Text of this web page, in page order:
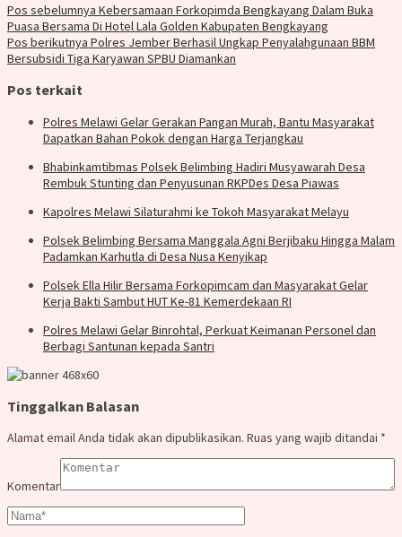
Pos sebelumnya Kebersamaan Forkopimda Bengkayang Dalam Buka
Puasa Bersama Di Hotel Lala Golden Kabupaten Bengkayang
Pos berikutnya Polres Jember Berhasil Ungkap Penyalahgunaan BBM
Bersubsidi Tiga Karyawan SPBU Diamankan
Pos terkait
Polres Melawi Gelar Gerakan Pangan Murah, Bantu Masyarakat
Dapatkan Bahan Pokok dengan Harga Terjangkau
Bhabinkamtibmas Polsek Belimbing Hadiri Musyawarah Desa
Rembuk Stunting dan Penyusunan RKPDes Desa Piawas
Kapolres Melawi Silaturahmi ke Tokoh Masyarakat Melayu
Polsek Belimbing Bersama Manggala Agni Berjibaku Hingga Malam
Padamkan Karhutla di Desa Nusa Kenyikap
Polsek Ella Hilir Bersama Forkopimcam dan Masyarakat Gelar
Kerja Bakti Sambut HUT Ke-81 Kemerdekaan RI
Polres Melawi Gelar Binrohtal, Perkuat Keimanan Personel dan
Berbagi Santunan kepada Santri
Tinggalkan Balasan
Alamat email Anda tidak akan dipublikasikan. Ruas yang wajib ditandai *
Komentar